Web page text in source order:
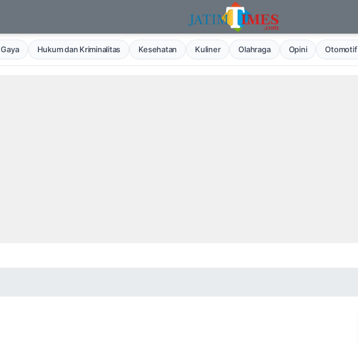
Gaya Hukum dan Kriminalitas Kesehatan Kuliner Olahraga Opini Otomotif